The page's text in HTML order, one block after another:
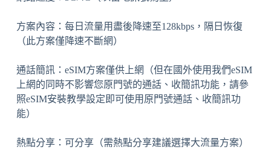
方案內容：每日流量用盡後降速至128kbps，隔日恢復
（此方案僅降速不斷網）
通話簡訊：eSIM方案僅供上網（但在國外使用我們eSIM
上網的同時不影響您原門號的通話、收簡訊功能，請參
照eSIM安裝教學設定即可使用原門號通話、收簡訊功
能）
熱點分享：可分享（需熱點分享建議選擇大流量方案）